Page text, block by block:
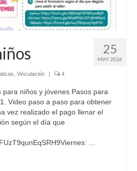
25
MAY 2026
Vinculación | 4
para niños y jóvenes Pasos para
Video paso a paso para obtener
vez realizado el pago llenar el
según el día que
…